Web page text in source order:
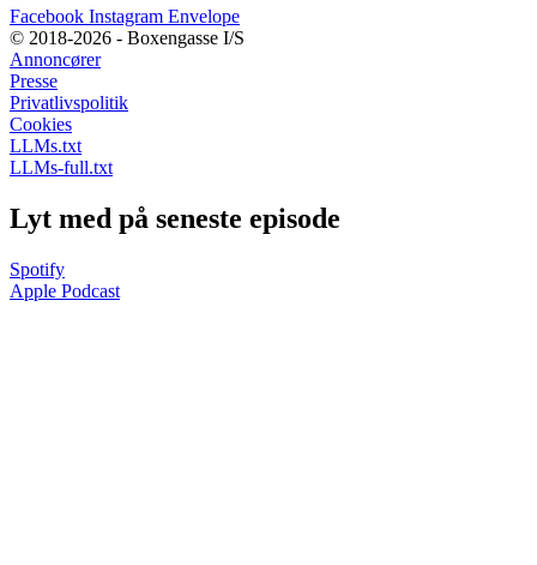
Facebook Instagram Envelope
© 2018-2026 - Boxengasse I/S
Annoncører
Presse
Privatlivspolitik
Cookies
LLMs.txt
LLMs-full.txt
Lyt med på seneste episode
Spotify
Apple Podcast